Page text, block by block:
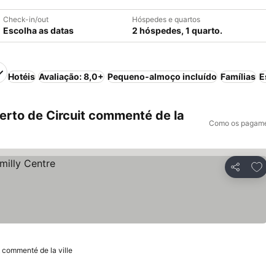
Check-in/out
Escolha as datas
Hóspedes e quartos
2 hóspedes, 1 quarto.
la ville
Hotéis Avaliação: 8,0+ Pequeno-almoço incluído Famílias
de Circuit commenté de la
Como os
Partilhar
commenté de la ville